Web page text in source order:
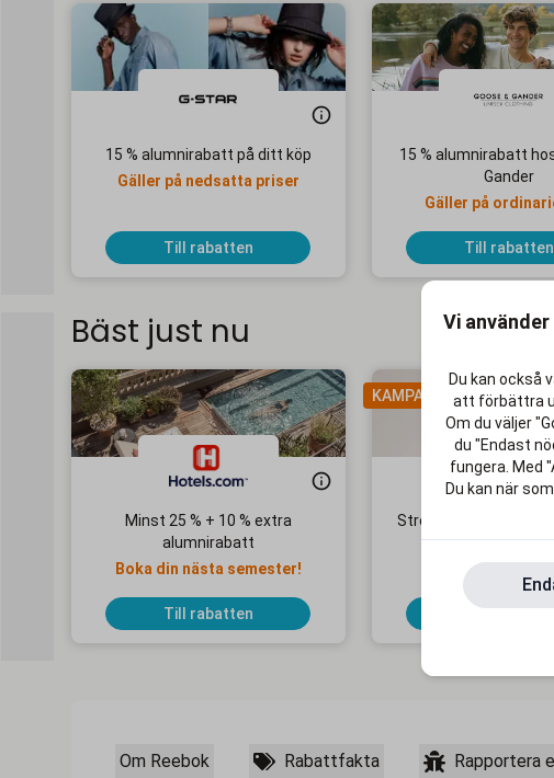
Om Reebok Rabattfakta Rapportera
15 % alumnirabatt på ditt köp
Gäller på nedsatta priser
Till rabatten
15 % alumnirabatt
Gander
Gäller på
Till rabatten
Bäst just nu
Minst 25 % + 10 % extra
alumnirabatt
Boka din nästa semester!
Till rabatten
KAMPANJ
Streaming Max för
12 mån
Ingen
Till rabatten
Vi
Du kan också
att förbättra
Om du väljer
du "Endast
fungera. Med
Du kan när